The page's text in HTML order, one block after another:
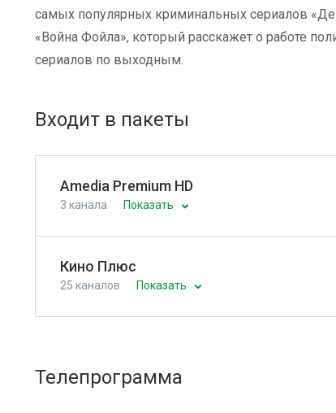
самых популярных криминальных сериалов
«Война Фойла», который расскажет о работе
сериалов по выходным.
Входит в пакеты
Amedia Premium HD
3 канала Показать
Кино Плюс
25 каналов Показать
Телепрограмма